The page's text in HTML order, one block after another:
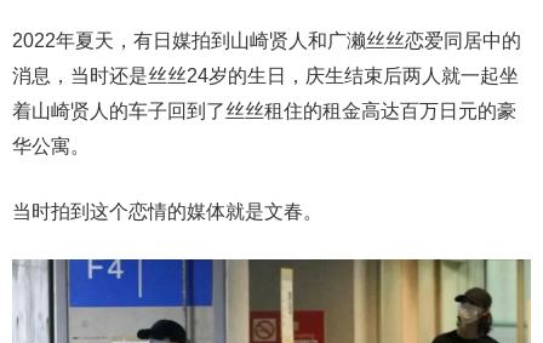
2022年夏天，有日媒拍到山崎贤人和广濑丝丝恋爱同居中的
消息，当时还是丝丝24岁的生日，庆生结束后两人就一起坐
着山崎贤人的车子回到了丝丝租住的租金高达百万日元的豪
华公寓。
当时拍到这个恋情的媒体就是文春。